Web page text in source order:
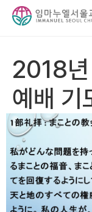
2018년
예배 기